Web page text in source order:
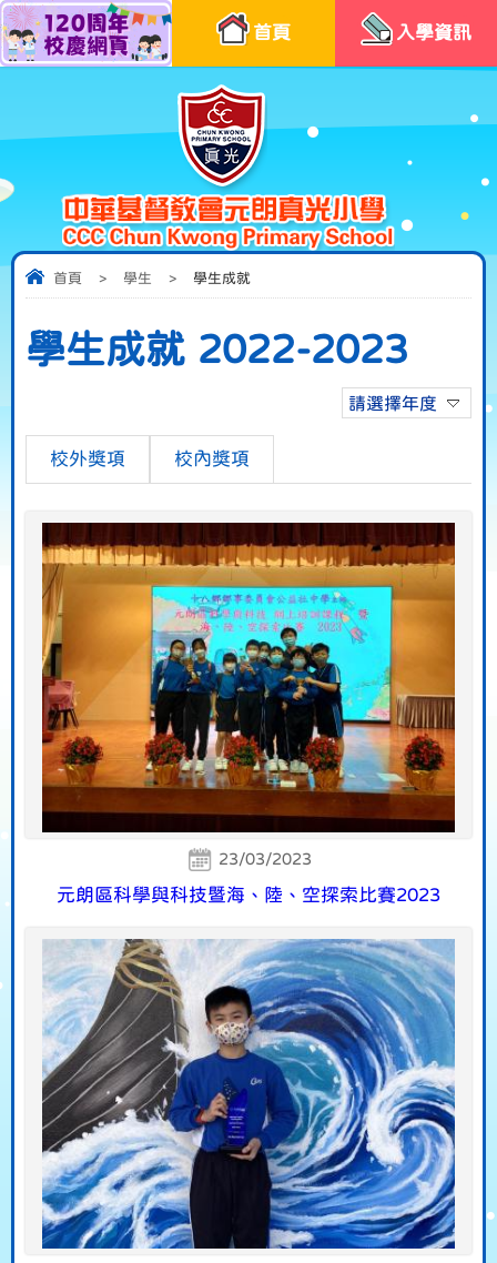
首頁 入學資訊
首頁 > 學生 > 學生成就
學生成就 2022-2023
請選擇年度
校外獎項 校內獎項
23/03/2023
元朗區科學與科技暨海、陸、空探索比賽2023